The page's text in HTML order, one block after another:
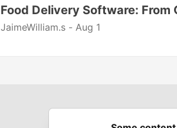
Food Delivery Software:
JaimeWilliam.s - Aug 1